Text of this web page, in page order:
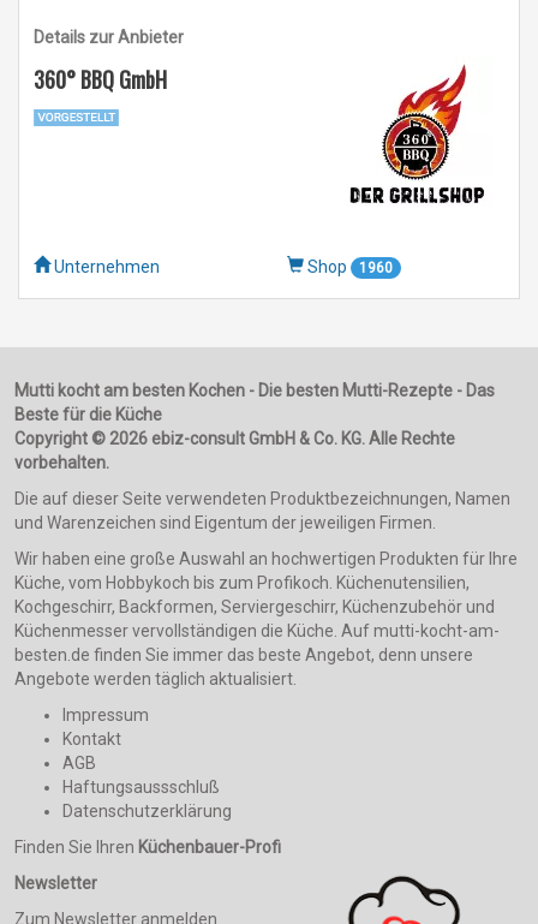
Details zur Anbieter
360° BBQ GmbH
Unternehmen Shop 1960
Mutti kocht am besten Kochen - Die besten Mutti-Rezepte - Das
Beste für die Küche
Copyright © 2026 ebiz-consult GmbH & Co. KG. Alle Rechte
vorbehalten.
Die auf dieser Seite verwendeten Produktbezeichnungen, Namen
und Warenzeichen sind Eigentum der jeweiligen Firmen.
Wir haben eine große Auswahl an hochwertigen Produkten für Ihre
Küche, vom Hobbykoch bis zum Profikoch. Küchenutensilien,
Kochgeschirr, Backformen, Serviergeschirr, Küchenzubehör und
Küchenmesser vervollständigen die Küche. Auf mutti-kocht-am-
besten.de finden Sie immer das beste Angebot, denn unsere
Angebote werden täglich aktualisiert.
Impressum
Kontakt
AGB
Haftungsaussschluß
Datenschutzerklärung
Finden Sie Ihren Küchenbauer-Profi
Newsletter
Zum Newsletter anmelden